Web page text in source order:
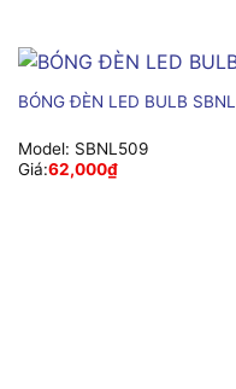
BÓNG ĐÈN LED BULB
Model: SBNL509
Giá:62,000₫